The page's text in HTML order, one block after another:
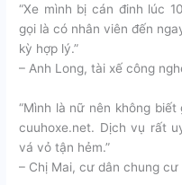
“Xe mình bị cán đinh lúc
gọi là có nhân viên đến
kỳ hợp lý.”
– Anh Long, tài xế công
“Mình là nữ nên không
cuuhoxe.net. Dịch vụ rất
vá vỏ tận hẻm.”
– Chị Mai, cư dân chung cư